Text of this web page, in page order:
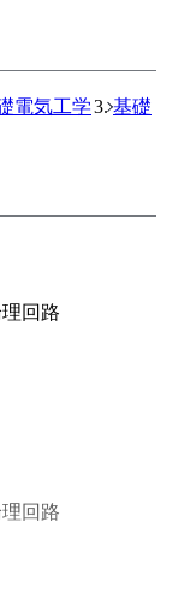
電気工学 基礎
回路
回路